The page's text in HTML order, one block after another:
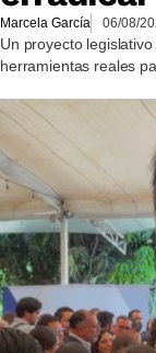
Marcela García 06/08/
Un proyecto
herramientas reales